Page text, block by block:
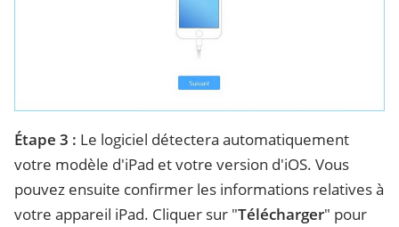
Étape 3 : Le logiciel détectera automatiquement
votre modèle d'iPad et votre version d'iOS. Vous
pouvez ensuite confirmer les informations relatives à
votre appareil iPad. Cliquer sur "Télécharger" pour